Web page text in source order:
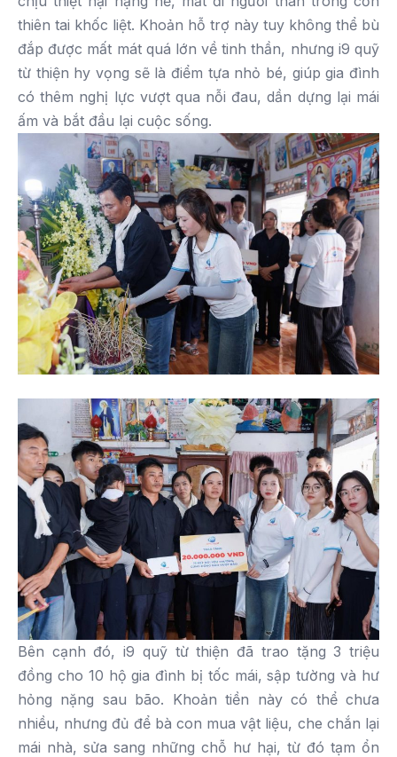
thiên tai khốc liệt. Khoản hỗ trợ này tuy không thể bù
đắp được mất mát quá lớn về tinh thần, nhưng i9 quỹ
từ thiện hy vọng sẽ là điểm tựa nhỏ bé, giúp gia đình
có thêm nghị lực vượt qua nỗi đau, dần dựng lại mái
ấm và bắt đầu lại cuộc sống.
Bên cạnh đó, i9 quỹ từ thiện đã trao tặng 3 triệu
đồng cho 10 hộ gia đình bị tốc mái, sập tường và hư
hỏng nặng sau bão. Khoản tiền này có thể chưa
nhiều, nhưng đủ để bà con mua vật liệu, che chắn lại
mái nhà, sửa sang những chỗ hư hại, từ đó tạm ổn